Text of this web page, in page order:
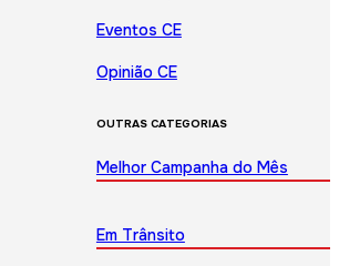
Eventos CE
Opinião CE
OUTRAS CATEGORIAS
Melhor Campanha do Mês
Em Trânsito